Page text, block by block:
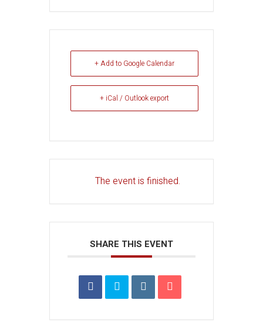
+ Add to Google Calendar
+ iCal / Outlook export
The event is finished.
SHARE THIS EVENT